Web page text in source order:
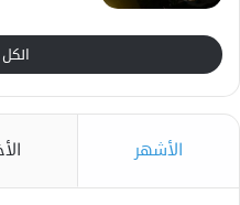
الكل
الأشهر